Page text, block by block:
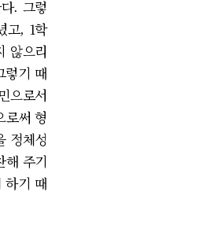
. 그렇
고, 1학
않으리
렇기 때
으로서
로써 형
정체성
해 주기
하기 때